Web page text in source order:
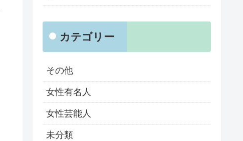
カテゴリー
その他
女性有名人
女性芸能人
未分類